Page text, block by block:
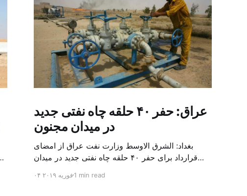
عراق: حفر ۴۰ حلقه چاه نفتی جدید
در میدان مجنون
بغداد: الشرق الاوسط وزارت نفت عراق از امضای
قرارداد برای حفر ۴۰ حلقه چاه نفتی جدید در میدان
محمد خضیر مدعامل شرکت حفاری عراق روز یکشنبه
۰۴ فوریه ۲۰۱۹1 min read